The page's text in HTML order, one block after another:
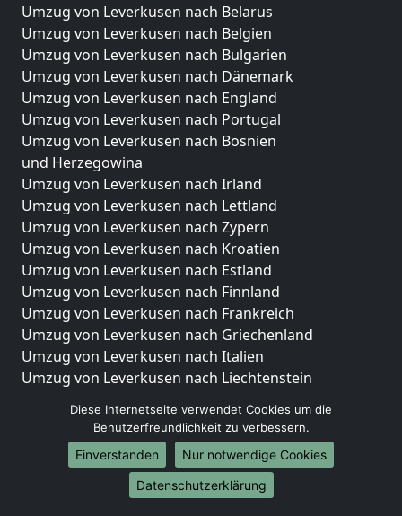
Umzug von Leverkusen nach Belarus
Umzug von Leverkusen nach Belgien
Umzug von Leverkusen nach Bulgarien
Umzug von Leverkusen nach Dänemark
Umzug von Leverkusen nach England
Umzug von Leverkusen nach Portugal
Umzug von Leverkusen nach Bosnien
und Herzegowina
Umzug von Leverkusen nach Irland
Umzug von Leverkusen nach Lettland
Umzug von Leverkusen nach Zypern
Umzug von Leverkusen nach Kroatien
Umzug von Leverkusen nach Estland
Umzug von Leverkusen nach Finnland
Umzug von Leverkusen nach Frankreich
Umzug von Leverkusen nach Griechenland
Umzug von Leverkusen nach Italien
Umzug von Leverkusen nach Liechtenstein
Umzug von Leverkusen nach Niederlande
Umzug von Leverkusen nach Norwegen
Umzüge-Deutschlandweit
Diese Internetseite verwendet Cookies um die
Benutzerfreundlichkeit zu verbessern.
Einverstanden
Nur notwendige Cookies
Datenschutzerklärung